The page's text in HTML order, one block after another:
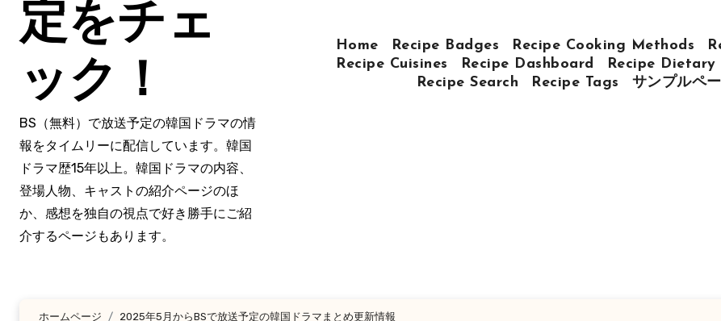
定をチェ
ック！
BS（無料）で放送予定の韓国ドラマの情
報をタイムリーに配信しています。韓国
ドラマ歴15年以上。韓国ドラマの内容、
登場人物、キャストの紹介ページのほ
か、感想を独自の視点で好き勝手にご紹
介するページもあります。
Home Recipe Badges Recipe Cooking Methods
Recipe Cuisines
Recipe Dashboard Recipe Dietary
Recipe Search
Recipe Tags サンプルペ
ホームページ 2025年5月からBSで放送予定の韓国ドラマまとめ更新情報